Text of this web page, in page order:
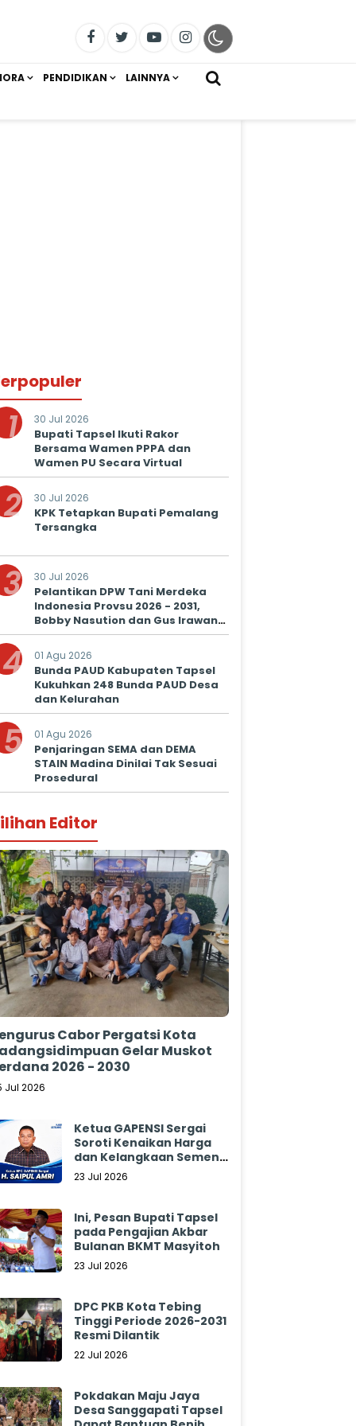
PENDIDIKAN LAINNYA
1 30 Jul 2026
Bupati Tapsel Ikuti Rakor
Bersama Wamen PPPA dan
Wamen PU Secara Virtual
2 30 Jul 2026
KPK Tetapkan Bupati Pemalang
Tersangka
3 30 Jul 2026
Pelantikan DPW Tani Merdeka
Indonesia Provsu 2026 - 2031,
Bobby Nasution dan Gus Irawan
Serukan Kolaborasi Wujudkan
Ketapang dan Kesejahteraan
Petani
4 01 Agu 2026
Bunda PAUD Kabupaten Tapsel
Kukuhkan 248 Bunda PAUD Desa
dan Kelurahan
5 01 Agu 2026
Penjaringan SEMA dan DEMA
STAIN Madina Dinilai Tak Sesuai
Prosedural
Editor
Cabor Pergatsi Kota
Gelar Muskot
2026 - 2030
Jul 2026
Ketua GAPENSI Sergai
Soroti Kenaikan Harga
dan Kelangkaan Semen,
Minta Pemerintah
23 Jul 2026
Ini, Pesan Bupati Tapsel
pada Pengajian Akbar
Bulanan BKMT Masyitoh
23 Jul 2026
DPC PKB Kota Tebing
Tinggi Periode 2026-2031
Resmi Dilantik
22 Jul 2026
Pokdakan Maju Jaya
Desa Sanggapati Tapsel